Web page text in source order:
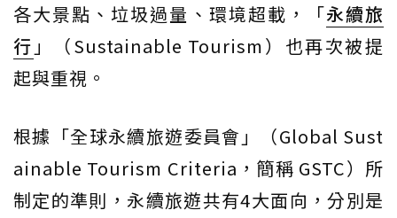
各大景點、垃圾過量、環境超載，「永續旅
行 」（Sustainable Tourism）也再次被提
起與重視。
根據「全球永續旅遊委員會」（Global Sust
ainable Tourism Criteria，簡稱 GSTC）所
制定的準則，永續旅遊共有4大面向，分別是